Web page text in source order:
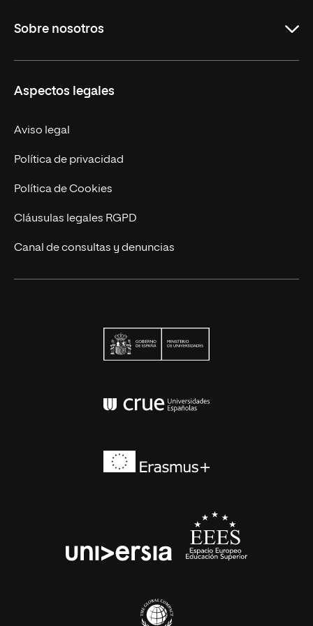
Maestrías
Educación Continuada
Sobre nosotros
Trabaja en UNIR
Actualidad
Contacto
Aspectos legales
Aviso legal
Política de privacidad
Política de Cookies
Cláusulas legales RGPD
Canal de consultas y denuncias
Conferencia de
universia